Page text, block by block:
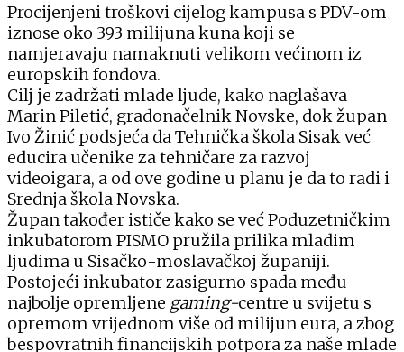
Procijenjeni troškovi cijelog kampusa s PDV-om
iznose oko 393 milijuna kuna koji se
namjeravaju namaknuti velikom većinom iz
europskih fondova.
Cilj je zadržati mlade ljude, kako naglašava
Marin Piletić, gradonačelnik Novske, dok župan
Ivo Žinić podsjeća da Tehnička škola Sisak već
educira učenike za tehničare za razvoj
videoigara, a od ove godine u planu je da to radi i
Srednja škola Novska.
Župan također ističe kako se već Poduzetničkim
inkubatorom PISMO pružila prilika mladim
ljudima u Sisačko-moslavačkoj županiji.
Postojeći inkubator zasigurno spada među
najbolje opremljene gaming-centre u svijetu s
opremom vrijednom više od milijun eura, a zbog
bespovratnih financijskih potpora za naše mlade